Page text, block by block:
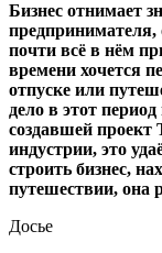
Бизнес отнимает
предпринимателя,
почти всё в нём
времени хочется
отпуске или
дело в этот
создавшей проект
индустрии, это
строить бизнес,
путешествии, она
Досье